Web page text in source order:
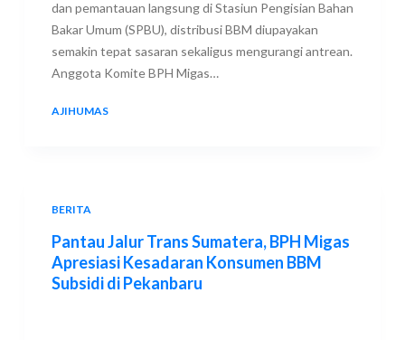
dan pemantauan langsung di Stasiun Pengisian Bahan
Bakar Umum (SPBU), distribusi BBM diupayakan
semakin tepat sasaran sekaligus mengurangi antrean.
Anggota Komite BPH Migas…
AJIHUMAS
BERITA
Pantau Jalur Trans Sumatera, BPH Migas
Apresiasi Kesadaran Konsumen BBM
Subsidi di Pekanbaru